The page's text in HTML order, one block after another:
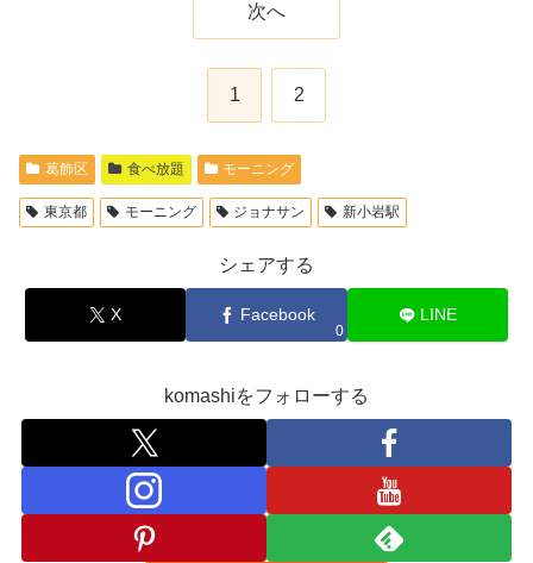
次へ
1 2
葛飾区 食べ放題 モーニング
東京都 モーニング ジョナサン 新小岩駅
シェアする
X Facebook
0
LINE
komashiをフォローする